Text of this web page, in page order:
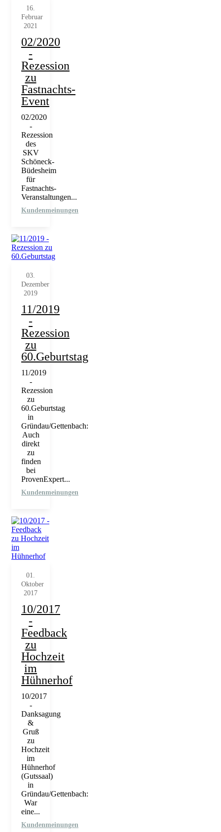
16.
Februar
2021
02/2020
-
Rezession
zu
Fastnachts-
Event
02/2020
-
Rezession
des
SKV
Schöneck-
Büdesheim
für
Fastnachts-
Veranstaltungen...
Kundenmeinungen
03.
Dezember
2019
11/2019
-
Rezession
zu
60.Geburtstag
11/2019
-
Rezession
zu
60.Geburtstag
in
Gründau/Gettenbach:
Auch
direkt
zu
finden
bei
ProvenExpert...
Kundenmeinungen
01.
Oktober
2017
10/2017
-
Feedback
zu
Hochzeit
im
Hühnerhof
10/2017
-
Danksagung
&
Gruß
zu
Hochzeit
im
Hühnerhof
(Gutssaal)
in
Gründau/Gettenbach:
War
eine...
Kundenmeinungen